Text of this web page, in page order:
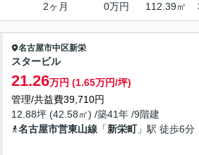
2ヶ月 0万円 112.39㎡
名古屋市中区新栄
スタービル
21.26万円 (1.65万円/坪)
管理/共益費39,710円
12.88坪 (42.58㎡) /築41年 /9階建
名古屋市営東山線 「新栄町」駅 徒歩6分